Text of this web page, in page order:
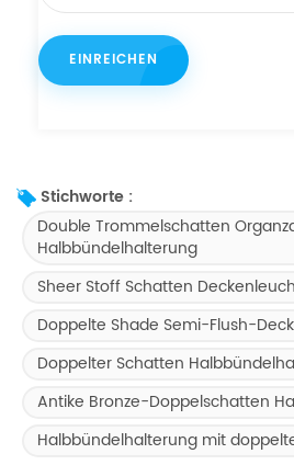
Stichworte :
Double Trommelschatten
Halbbündelhalterung
Sheer Stoff Schatten
Doppelte Shade Semi-Flush-
Doppelter Schatten
Antike Bronze-Doppelschatten
Halbbündelhalterung mit